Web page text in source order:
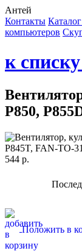
Антей
Контакты
компьютеров
к
P850,
544 р.
Положить в